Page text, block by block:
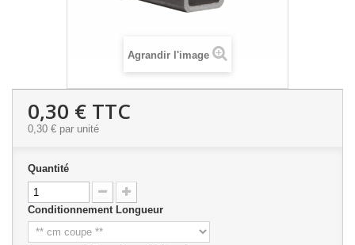
Agrandir l'image
0,30 € TTC
0,30 € par unité
Quantité
Conditionnement Longueur